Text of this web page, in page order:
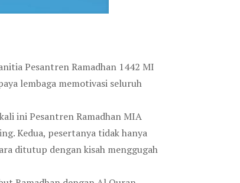
Pesantren Ramadhan 1442 MI
lembaga memotivasi seluruh
ini Pesantren Ramadhan MIA
Kedua, pesertanya tidak hanya
ditutup dengan kisah menggugah